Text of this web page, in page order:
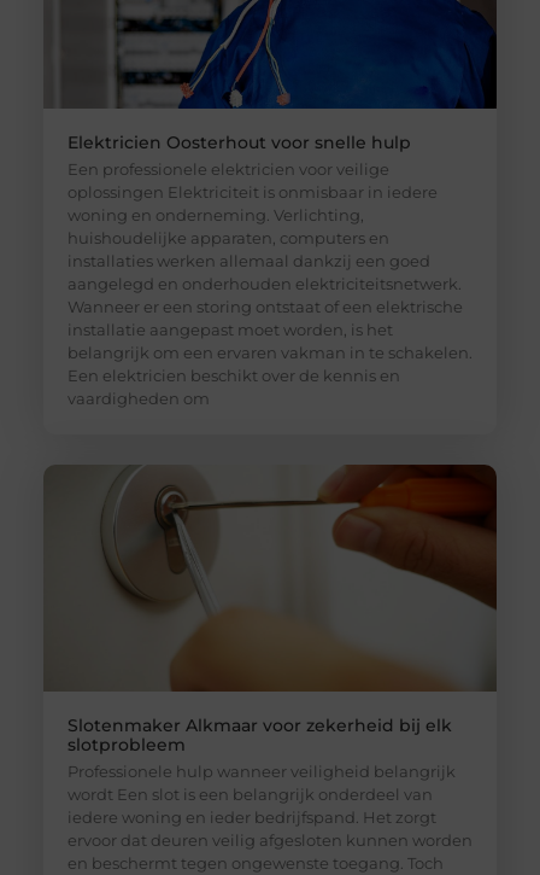
Elektricien Oosterhout voor snelle hulp
Een professionele elektricien voor veilige
oplossingen Elektriciteit is onmisbaar in iedere
woning en onderneming. Verlichting,
huishoudelijke apparaten, computers en
installaties werken allemaal dankzij een goed
aangelegd en onderhouden elektriciteitsnetwerk.
Wanneer er een storing ontstaat of een elektrische
installatie aangepast moet worden, is het
belangrijk om een ervaren vakman in te schakelen.
Een elektricien beschikt over de kennis en
vaardigheden om
Slotenmaker Alkmaar voor zekerheid bij elk
slotprobleem
Professionele hulp wanneer veiligheid belangrijk
wordt Een slot is een belangrijk onderdeel van
iedere woning en ieder bedrijfspand. Het zorgt
ervoor dat deuren veilig afgesloten kunnen worden
en beschermt tegen ongewenste toegang. Toch